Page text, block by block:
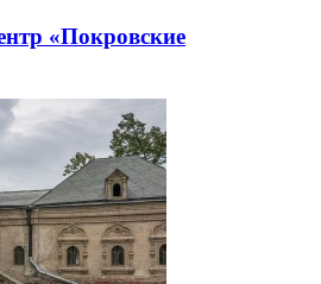
«Покровские